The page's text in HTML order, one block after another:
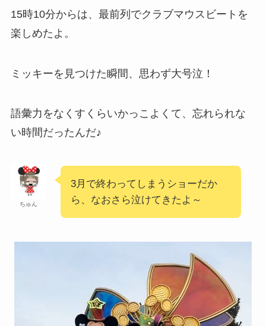
15時10分からは、最前列でクラブマウスビートを
楽しめたよ。
ミッキーを見つけた瞬間、思わず大号泣！
語彙力をなくすくらいかっこよくて、忘れられな
い時間だったんだ♪
ちゅん
3月で終わってしまうショーだか
ら、なおさら泣けてきたよ～